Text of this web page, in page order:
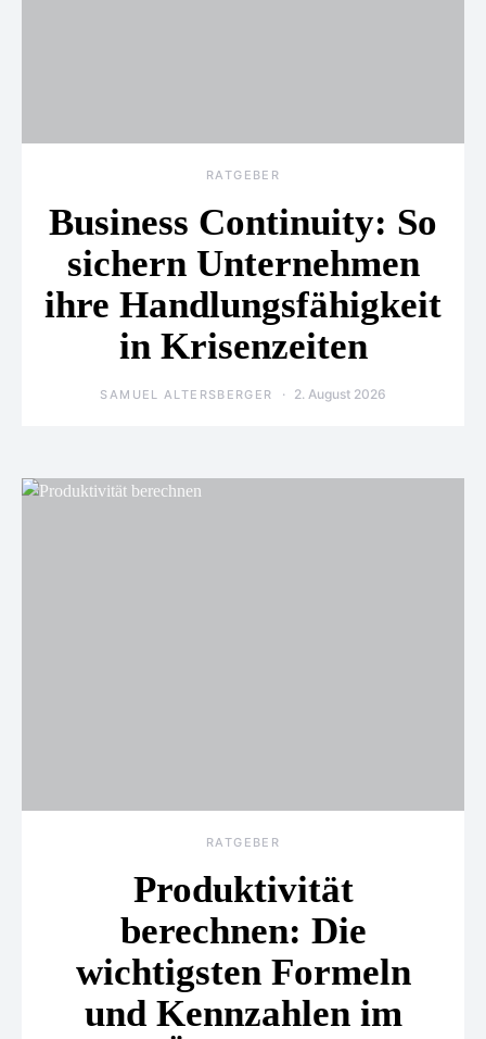
RATGEBER
Business Continuity: So
sichern Unternehmen
ihre Handlungsfähigkeit
in Krisenzeiten
SAMUEL ALTERSBERGER 2. August 2026
RATGEBER
Produktivität
berechnen: Die
wichtigsten Formeln
und Kennzahlen im